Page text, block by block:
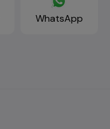
WhatsApp